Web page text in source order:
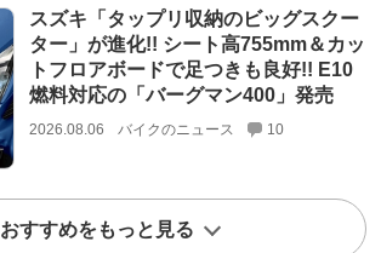
スズキ「タップリ収納のビッグスクー
ター」が進化!! シート高755mm＆カッ
トフロアボードで足つきも良好!! E10
燃料対応の「バーグマン400」発売
2026.08.06 バイクのニュース 10
おすすめをもっと見る